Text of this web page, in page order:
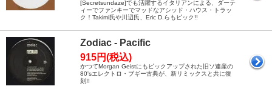
[Secretsundaze]でも活躍するイタリアンによる、ダーテ
ィーでファンキーでマッドなアシッド・ハウス・トラッ
ク！Takimi氏や川辺氏、Eric D.らもピック!!
Zodiac - Pacific
915円(税込)
かつてMorgan Geistにもピックアップされた旧ソ連産の
80'sエレクトロ・ブギー古典が、新リミックスと共に復
刻!!